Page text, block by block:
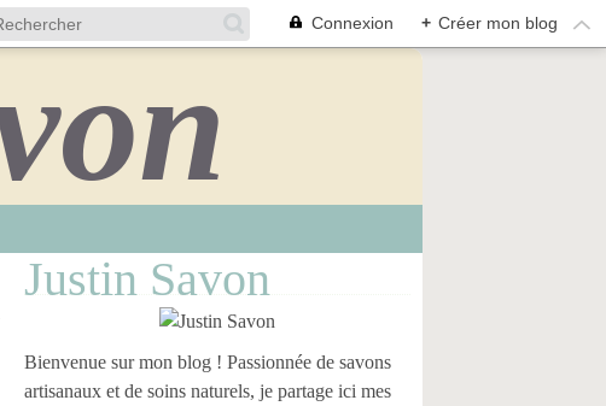
Connexion + Créer mon blog
Justin Savon
Bienvenue sur mon blog ! Passionnée de savons
artisanaux et de soins naturels, je partage ici mes